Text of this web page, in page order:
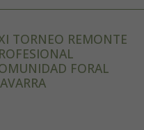
TORNEO REMONTE
FORAL